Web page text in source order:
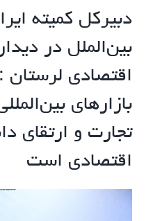
دبیرکل کمیته
بین‌الملل در
اقتصادی لرستان
بازارهای
تجارت و ارتقای
اقتصادی است